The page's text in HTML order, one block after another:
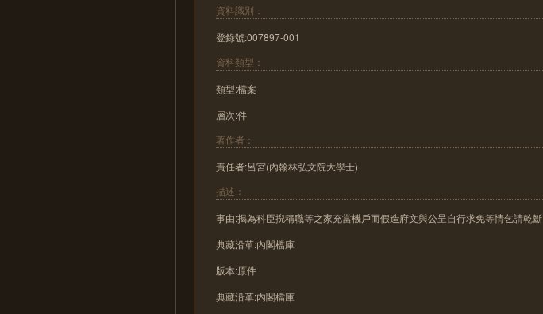
資料識別：
登錄號:007897-001
資料類型：
類型:檔案
層次:件
著作者：
責任者:呂宮(內翰林弘文院大學士)
描述：
事由:揭為科臣掜稱職等之家充當機戶而假造府文與公呈自行求免等情乞請乾斷
典藏沿革:內閣檔庫
版本:原件
典藏沿革:內閣檔庫